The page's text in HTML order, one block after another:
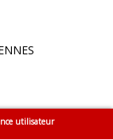
utilisateur
Plan du site